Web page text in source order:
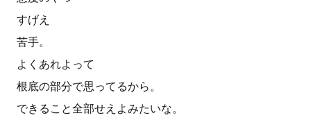
すげえ
苦手。
よくあれよって
根底の部分で思ってるから。
できること全部せえよみたいな。